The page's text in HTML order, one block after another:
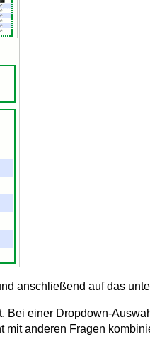
anschließend auf das
Bei einer Dropdown-
mit anderen Fragen